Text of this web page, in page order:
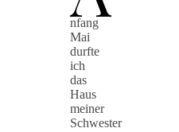
nfang
Mai
durfte
ich
das
Haus
meiner
Schwester